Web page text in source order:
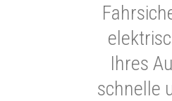
Ihres
schnelle